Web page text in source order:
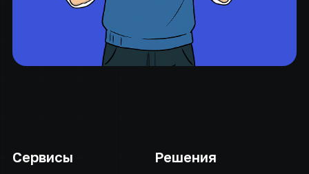
Сервисы Решения